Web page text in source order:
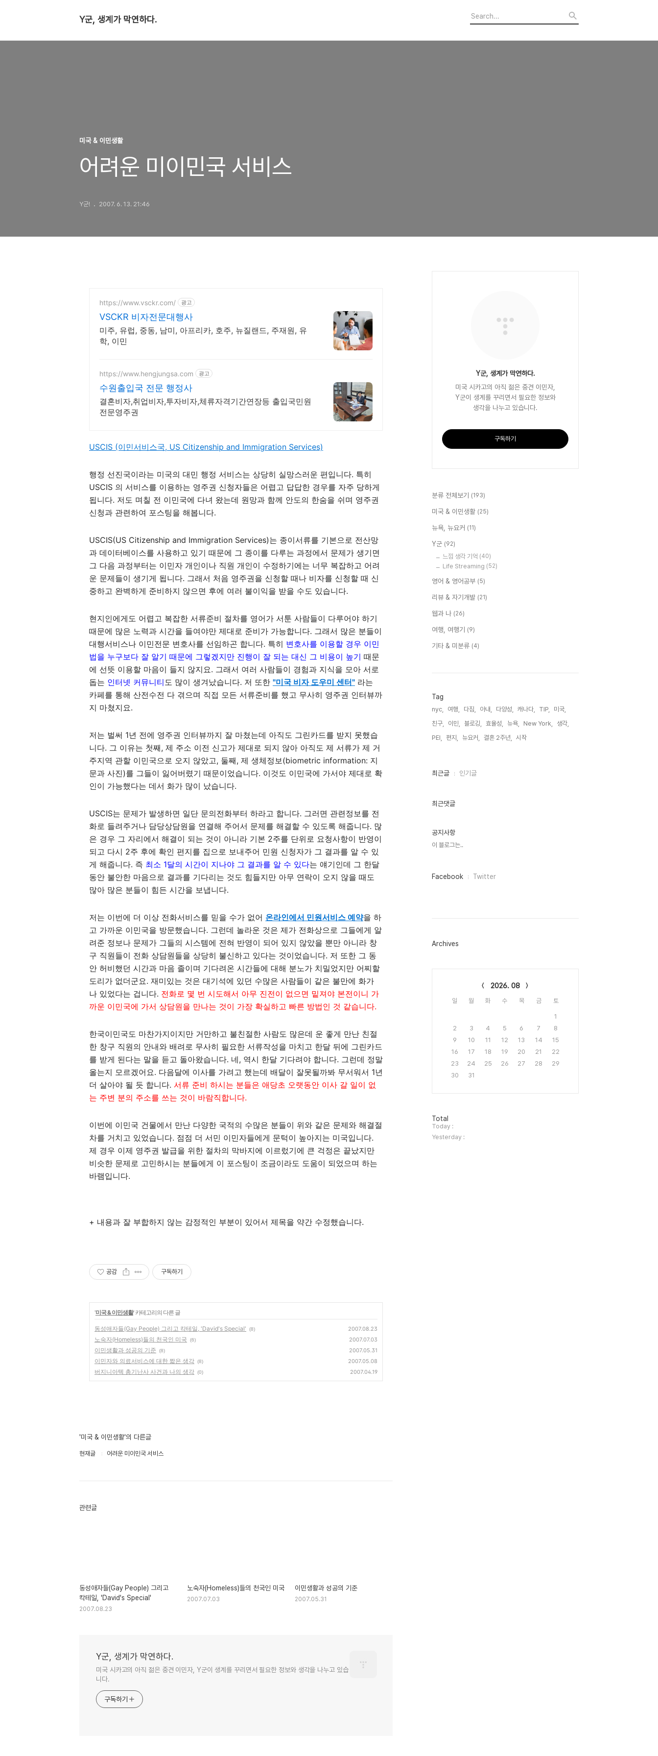
Y군, 생계가 막연하다.
미국 & 이민생활
어려운 미이민국 서비스
Y군! 2007. 6. 13. 21:46
https://www.vsckr.com/ 광고
VSCKR 비자전문대행사
미주, 유럽, 중동, 남미, 아프리카, 호주, 뉴질랜드, 주재원, 유
학, 이민
https://www.hengjungsa.com 광고
수원출입국 전문 행정사
결혼비자,취업비자,투자비자,체류자격기간연장등 출입국민원
전문영주권
USCIS (이민서비스국, US Citizenship and Immigration Services)
행정 선진국이라는 미국의 대민 행정 서비스는 상당히 실망스러운 편입니다. 특히
USCIS 의 서비스를 이용하는 영주권 신청자들은 어렵고 답답한 경우를 자주 당하게
됩니다. 저도 며칠 전 이민국에 다녀 왔는데 원망과 함께 안도의 한숨을 쉬며 영주권
신청과 관련하여 포스팅을 해봅니다.
USCIS(US Citizenship and Immigration Services)는 종이서류를 기본으로 전산망
과 데이터베이스를 사용하고 있기 때문에 그 종이를 다루는 과정에서 문제가 생기면
그 다음 과정부터는 이민자 개인이나 직원 개인이 수정하기에는 너무 복잡하고 어려
운 문제들이 생기게 됩니다. 그래서 처음 영주권을 신청할 때나 비자를 신청할 때 신
중하고 완벽하게 준비하지 않으면 후에 여러 불이익을 받을 수도 있습니다.
현지인에게도 어렵고 복잡한 서류준비 절차를 영어가 서툰 사람들이 다루어야 하기
때문에 많은 노력과 시간을 들여야만 제대로 준비가 가능합니다. 그래서 많은 분들이
대행서비스나 이민전문 변호사를 선임하곤 합니다. 특히 변호사를 이용할 경우 이민
법을 누구보다 잘 알기 때문에 그렇겠지만 진행이 잘 되는 대신 그 비용이 높기 때문
에 선뜻 이용할 마음이 들지 않지요. 그래서 여러 사람들이 경험과 지식을 모아 서로
돕는 인터넷 커뮤니티도 많이 생겨났습니다. 저 또한 "미국 비자 도우미 센터" 라는
카페를 통해 산전수전 다 겪으며 직접 모든 서류준비를 했고 무사히 영주권 인터뷰까
지 마쳤지요.
저는 벌써 1년 전에 영주권 인터뷰까지 잘 마쳤는데 아직도 그린카드를 받지 못했습
니다. 그 이유는 첫째, 제 주소 이전 신고가 제대로 되지 않아 아직도 제 서류가 제 거
주지역 관할 이민국으로 오지 않았고, 둘째, 제 생체정보(biometric information: 지
문과 사진)를 그들이 잃어버렸기 때문이었습니다. 이것도 이민국에 가서야 제대로 확
인이 가능했다는 데서 화가 많이 났습니다.
USCIS는 문제가 발생하면 일단 문의전화부터 하라고 합니다. 그러면 관련정보를 전
화로 들려주거나 담당상담원을 연결해 주어서 문제를 해결할 수 있도록 해줍니다. 많
은 경우 그 자리에서 해결이 되는 것이 아니라 기본 2주를 단위로 요청사항이 반영이
되고 다시 2주 후에 확인 편지를 집으로 보내주어 민원 신청자가 그 결과를 알 수 있
게 해줍니다. 즉 최소 1달의 시간이 지나야 그 결과를 알 수 있다는 얘기인데 그 한달
동안 불안한 마음으로 결과를 기다리는 것도 힘들지만 아무 연락이 오지 않을 때도
많아 많은 분들이 힘든 시간을 보냅니다.
저는 이번에 더 이상 전화서비스를 믿을 수가 없어 온라인에서 민원서비스 예약을 하
고 가까운 이민국을 방문했습니다. 그런데 놀라운 것은 제가 전화상으로 그들에게 알
려준 정보나 문제가 그들의 시스템에 전혀 반영이 되어 있지 않았을 뿐만 아니라 창
구 직원들이 전화 상담원들을 상당히 불신하고 있다는 것이었습니다. 저 또한 그 동
안 허비했던 시간과 마음 졸이며 기다려온 시간들에 대해 분노가 치밀었지만 어찌할
도리가 없더군요. 재미있는 것은 대기석에 있던 수많은 사람들이 같은 불만에 화가
나 있었다는 겁니다. 전화로 몇 번 시도해서 아무 진전이 없으면 밑져야 본전이니 가
까운 이민국에 가서 상담원을 만나는 것이 가장 확실하고 빠른 방법인 것 같습니다.
한국이민국도 마찬가지이지만 거만하고 불친절한 사람도 많은데 운 좋게 만난 친절
한 창구 직원의 안내와 배려로 무사히 필요한 서류작성을 마치고 한달 뒤에 그린카드
를 받게 된다는 말을 듣고 돌아왔습니다. 네, 역시 한달 기다려야 합니다. 그런데 정말
올는지 모르겠어요. 다음달에 이사를 가려고 했는데 배달이 잘못될까봐 무서워서 1년
더 살아야 될 듯 합니다. 서류 준비 하시는 분들은 애당초 오랫동안 이사 갈 일이 없
는 주변 분의 주소를 쓰는 것이 바람직합니다.
이번에 이민국 건물에서 만난 다양한 국적의 수많은 분들이 위와 같은 문제와 해결절
차를 거치고 있었습니다. 점점 더 서민 이민자들에게 문턱이 높아지는 미국입니다.
제 경우 이제 영주권 발급을 위한 절차의 막바지에 이르렀기에 큰 걱정은 끝났지만
비슷한 문제로 고민하시는 분들에게 이 포스팅이 조금이라도 도움이 되었으며 하는
바램입니다.
+ 내용과 잘 부합하지 않는 감정적인 부분이 있어서 제목을 약간 수정했습니다.
공감 구독하기
'미국 & 이민생활' 카테고리의 다른 글
동성애자들(Gay People) 그리고 칵테일, 'David's Special' (8) 2007.08.23
노숙자(Homeless)들의 천국인 미국 (6) 2007.07.03
이민생활과 성공의 기준 (8) 2007.05.31
이민자와 의료서비스에 대한 짧은 생각 (8) 2007.05.08
버지니아텍 총기난사 사건과 나의 생각 (0) 2007.04.19
'미국 & 이민생활'의 다른글
현재글 어려운 미이민국 서비스
관련글
동성애자들(Gay People) 그리고
칵테일, 'David's Special'
2007.08.23
노숙자(Homeless)들의 천국인 미국
2007.07.03
이민생활과 성공의 기준
2007.05.31
Y군, 생계가 막연하다.
미국 시카고의 아직 젊은 중견 이민자, Y군이 생계를 꾸리면서 필요한 정보와 생각을 나누고 있습
니다.
구독하기
Y군, 생계가 막연하다.
미국 시카고의 아직 젊은 중견 이민자,
Y군이 생계를 꾸리면서 필요한 정보와
생각을 나누고 있습니다.
구독하기
분류 전체보기 (193)
미국 & 이민생활 (25)
뉴욕, 뉴요커 (11)
Y군 (92)
느낌 생각 기억 (40)
Life Streaming (52)
영어 & 영어공부 (5)
리뷰 & 자기개발 (21)
웹과 나 (26)
여행, 여행기 (9)
기타 & 미분류 (4)
Tag
nyc, 여행, 다짐, 아내, 다양성, 캐나다, TIP,
미국,
친구,
이민, 블로깅, 효율성, 뉴욕, New York,
생각,
PEI,
편지, 뉴요커, 결혼 2주년, 시작,
최
인
최근글 인기글
최근댓글
공지사항
이 블로그는..
페
그
Facebook Twitter
Archives
2026. 08
일 월 화 수 목 금 토
1
2
3 4 5 6 7
8
9
10 11 12 13 14
15
16
17 18 19 20 21
22
23
24 25 26 27 28
29
30
31
방
문
자
수
Total
Today :
Yesterday :